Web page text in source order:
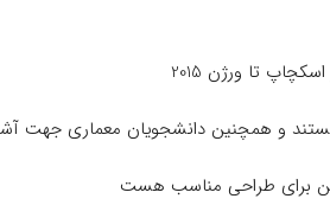
تا ورژن 2015
و همچنین دانشجویان معماری جهت
برای طراحی مناسب هست